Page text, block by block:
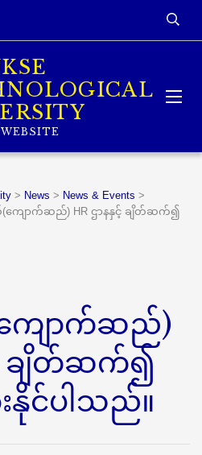
> News > News & Events >
ျောက်ဆည်) HR ဌာနနှင့် ချိတ်ဆက်၍
ျောက်ဆည်)
ချိတ်ဆက်၍
နိုင်ပါသည်။